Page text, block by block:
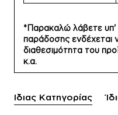
*Παρακαλώ λάβετε υπ'
παράδοσης ενδέχεται
διαθεσιμότητα του
κ.α.
Ίδιας Κατηγορίας